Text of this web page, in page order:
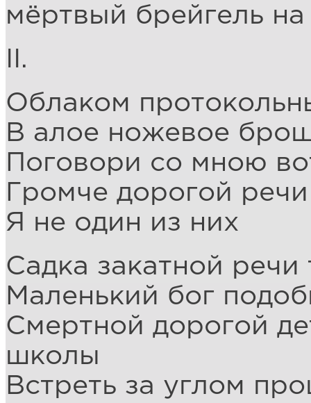
мёртвый брейгель
II.
Облаком
В алое ножевое
Поговори со мною
Громче дорогой речи
Я не один из них
Садка закатной
Маленький бог
Смертной дорогой
школы
Встреть за углом